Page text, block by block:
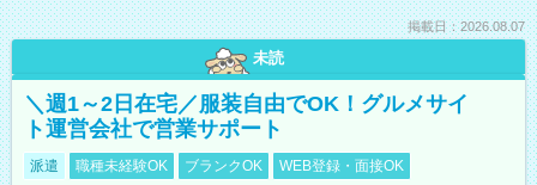
掲載日：2026.08.07
未読
＼週1～2日在宅／服装自由でOK！グルメサイ
ト運営会社で営業サポート
派遣 職種未経験OK ブランクOK WEB登録・面接OK